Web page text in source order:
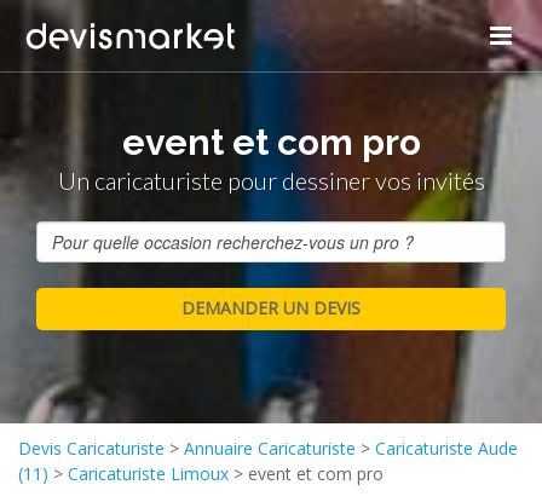
event et com pro
Un caricaturiste pour dessiner vos invités
Devis Caricaturiste > Annuaire Caricaturiste > Caricaturiste Aude
(11) > Caricaturiste Limoux > event et com pro